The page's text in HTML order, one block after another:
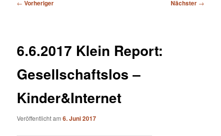
← Vorheriger Nächster →
6.6.2017 Klein Report:
Gesellschaftslos –
Kinder&Internet
Veröffentlicht am6. Juni 2017